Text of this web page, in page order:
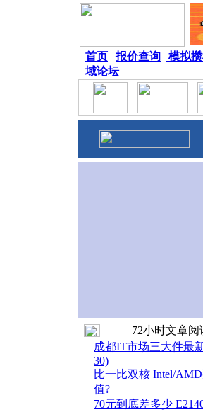
首页 报价查询 模拟
域论坛
72小时文章阅
成都IT市场三大件最
30)
比一比双核 Intel/
值?
70元到底差多少